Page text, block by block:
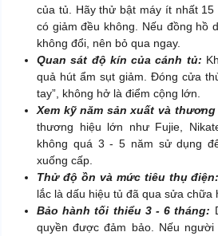
của tủ. Hãy thử bật máy ít nhất
có giảm đều không. Nếu đồng hồ
không đổi, nên bỏ qua ngay.
Quan sát độ kín của cánh tủ:
quả hút ẩm sụt giảm. Đóng cửa
tay”, không hở là điểm cộng lớn.
Xem kỹ năm sản xuất và thương
thương hiệu lớn như Fujie,
không quá 3 - 5 năm sử dụng
xuống cấp.
Thử độ ồn và mức tiêu thụ
lắc là dấu hiệu tủ đã qua sửa chữa
Bảo hành tối thiểu 3 - 6 tháng:
quyền được đảm bảo. Nếu